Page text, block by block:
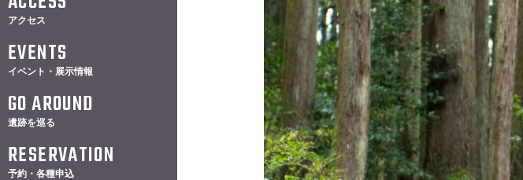
アクセス
EVENTS
イベント・展示情報
GO AROUND
遺跡を巡る
RESERVATION
予約・各種申込